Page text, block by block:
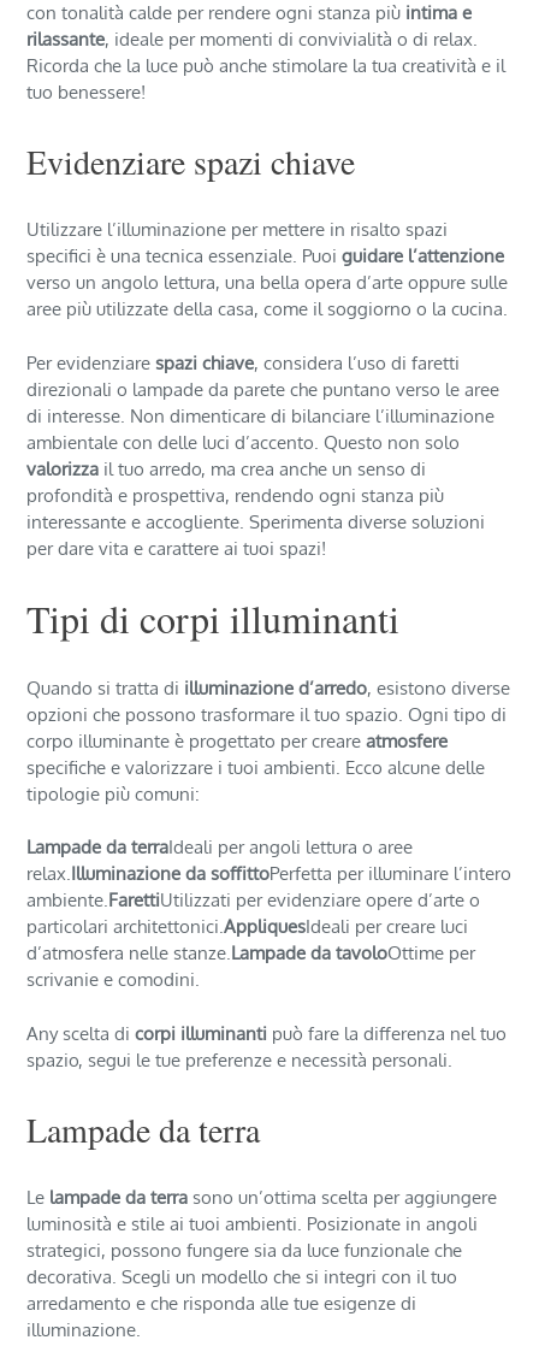
con tonalità calde per rendere ogni stanza più intima e
rilassante, ideale per momenti di convivialità o di relax.
Ricorda che la luce può anche stimolare la tua creatività e il
tuo benessere!
Evidenziare spazi chiave
Utilizzare l’illuminazione per mettere in risalto spazi
specifici è una tecnica essenziale. Puoiguidare l’attenzione
verso un angolo lettura, una bella opera d’arte oppure sulle
aree più utilizzate della casa, come il soggiorno o la cucina.
Per evidenziarespazi chiave, considera l’uso di faretti
direzionali o lampade da parete che puntano verso le aree
di interesse. Non dimenticare di bilanciare l’illuminazione
ambientale con delle luci d’accento. Questo non solo
valorizza il tuo arredo, ma crea anche un senso di
profondità e prospettiva, rendendo ogni stanza più
interessante e accogliente. Sperimenta diverse soluzioni
per dare vita e carattere ai tuoi spazi!
Tipi di corpi illuminanti
Quando si tratta di illuminazione d’arredo, esistono diverse
opzioni che possono trasformare il tuo spazio. Ogni tipo di
corpo illuminante è progettato per creareatmosfere
specifiche e valorizzare i tuoi ambienti. Ecco alcune delle
tipologie più comuni:
Lampade da terraIdeali per angoli lettura o aree
relax.Illuminazione da soffittoPerfetta per illuminare l’intero
ambiente.FarettiUtilizzati per evidenziare opere d’arte o
particolari architettonici.AppliquesIdeali per creare luci
d’atmosfera nelle stanze.Lampade da tavoloOttime per
scrivanie e comodini.
Any scelta dicorpi illuminanti può fare la differenza nel tuo
spazio, segui le tue preferenze e necessità personali.
Lampade da terra
Le lampade da terra sono un’ottima scelta per aggiungere
luminosità e stile ai tuoi ambienti. Posizionate in angoli
strategici, possono fungere sia da luce funzionale che
decorativa. Scegli un modello che si integri con il tuo
arredamento e che risponda alle tue esigenze di
illuminazione.